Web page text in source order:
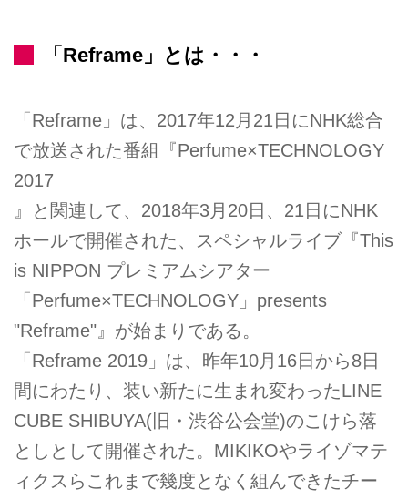
「Reframe」とは・・・
「Reframe」は、2017年12月21日にNHK総合
で放送された番組『Perfume×TECHNOLOGY
2017
』と関連して、2018年3月20日、21日にNHK
ホールで開催された、スペシャルライブ『This
is NIPPON プレミアムシアター
「Perfume×TECHNOLOGY」presents
"Reframe"』が始まりである。
「Reframe 2019」は、昨年10月16日から8日
間にわたり、装い新たに生まれ変わったLINE
CUBE SHIBUYA(旧・渋谷公会堂)のこけら落
としとして開催された。MIKIKOやライゾマテ
ィクスらこれまで幾度となく組んできたチー